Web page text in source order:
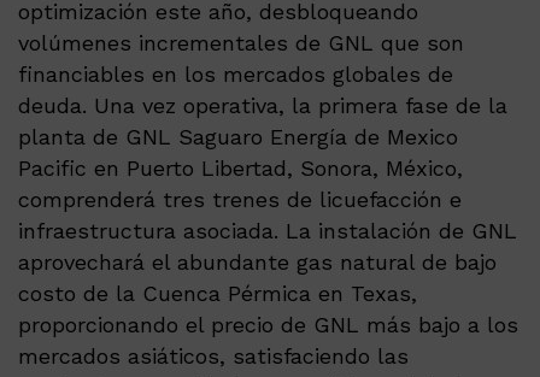
optimización este año, desbloqueando
volúmenes incrementales de GNL que son
financiables en los mercados globales de
deuda. Una vez operativa, la primera fase de la
planta de GNL Saguaro Energía de Mexico
Pacific en Puerto Libertad, Sonora, México,
comprenderá tres trenes de licuefacción e
infraestructura asociada. La instalación de GNL
aprovechará el abundante gas natural de bajo
costo de la Cuenca Pérmica en Texas,
proporcionando el precio de GNL más bajo a los
mercados asiáticos, satisfaciendo las